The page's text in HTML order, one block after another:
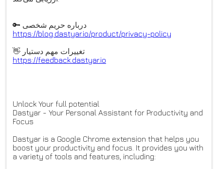
🔑 درباره حریم شخصی
https://blog.dastyar.io/product/privacy-policy
https://feedback.dastyar.io
Unlock Your full potential
Dastyar - Your Personal Assistant for Productivity and
Focus
Dastyar is a Google Chrome extension that helps you
boost your productivity and focus. It provides you with
a variety of tools and features, including: